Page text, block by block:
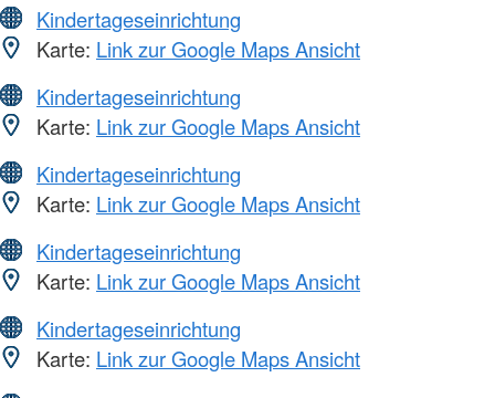
Kindertageseinrichtung
Karte: Link zur Google Maps Ansicht
Kindertageseinrichtung
Karte: Link zur Google Maps Ansicht
Kindertageseinrichtung
Karte: Link zur Google Maps Ansicht
Kindertageseinrichtung
Karte: Link zur Google Maps Ansicht
Kindertageseinrichtung
Karte: Link zur Google Maps Ansicht